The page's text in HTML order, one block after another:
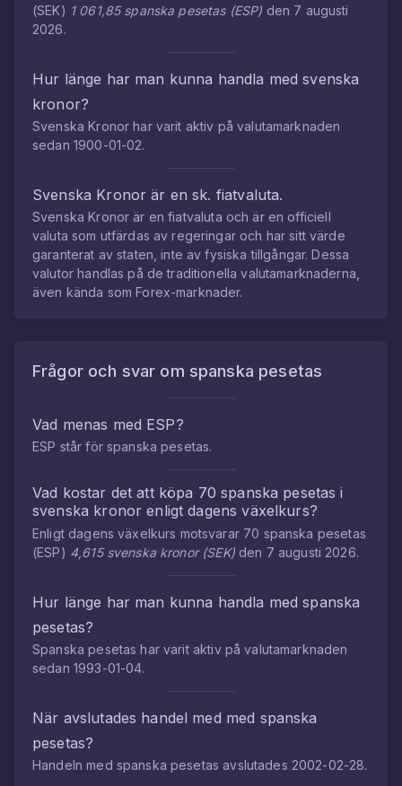
(SEK) 1 061,85 spanska pesetas(ESP) den 7 augusti
2026.
Hur länge har man kunna handla medsvenska
kronor?
Svenska Kronor har varit aktiv på valutamarknaden
sedan 1900-01-02.
Svenska Kronor är en sk. fiatvaluta.
Svenska Kronor är en fiatvaluta och är en officiell
valuta som utfärdas av regeringar och har sitt värde
garanterat av staten, inte av fysiska tillgångar. Dessa
valutor handlas på de traditionella valutamarknaderna,
även kända som Forex-marknader.
Frågor och svar om spanska pesetas
Vad menas med ESP?
ESP står för spanska pesetas.
Vad kostar det att köpa 70spanska pesetas i
svenska kronor enligt dagens växelkurs?
Enligt dagens växelkurs motsvarar 70 spanska pesetas
(ESP) 4,615 svenska kronor(SEK)den 7 augusti 2026.
Hur länge har man kunna handla medspanska
pesetas?
Spanska pesetas har varit aktiv på valutamarknaden
sedan 1993-01-04.
När avslutades handel med med spanska
pesetas?
Handeln med spanska pesetas avslutades 2002-02-28.